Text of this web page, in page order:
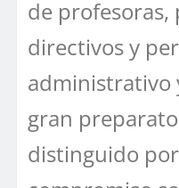
de profesoras,
directivos y
administrativo
gran
distinguido